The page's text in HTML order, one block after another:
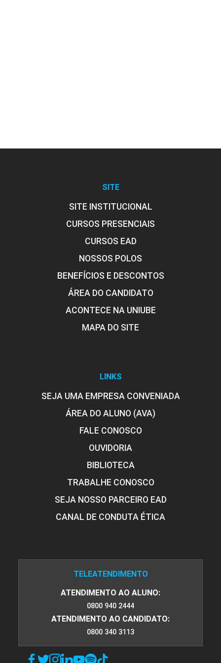
ENCONTRO ACADÊMICO/AVALIAÇÃO
ENCONTRO ACADÊMICO/AVALIAÇÃO
ENCONTRO ACADÊMICO/AVALIAÇÃO
6
SITE
SITE INSTITUCIONAL
CURSOS PRESENCIAIS
CURSOS EAD
NOSSOS POLOS
BENEFÍCIOS E DESCONTOS
ÁREA DO CANDIDATO
ACONTECE NA UNIUBE
MAPA DO SITE
LINKS
SEJA UMA EMPRESA CONVENIADA
ÁREA DO ALUNO (AVA)
FALE CONOSCO
OUVIDORIA
BIBLIOTECA
TRABALHE CONOSCO
SEJA NOSSO PARCEIRO EAD
CANAL DE CONDUTA ÉTICA
TELEATENDIMENTO
ATENDIMENTO AO ALUNO:
0800 940 2444
ATENDIMENTO AO CANDIDATO:
0800 340 3113